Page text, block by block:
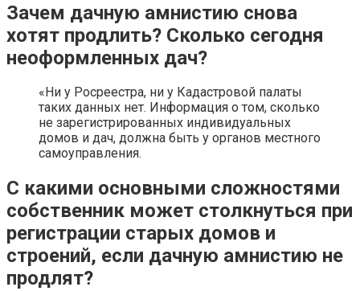
Зачем дачную амнистию снова
хотят продлить? Сколько сегодня
неоформленных дач?
«Ни у Росреестра, ни у Кадастровой палаты
таких данных нет. Информация о том, сколько
не зарегистрированных индивидуальных
домов и дач, должна быть у органов местного
самоуправления.
С какими основными сложностями
собственник может столкнуться при
регистрации старых домов и
строений, если дачную амнистию не
продлят?